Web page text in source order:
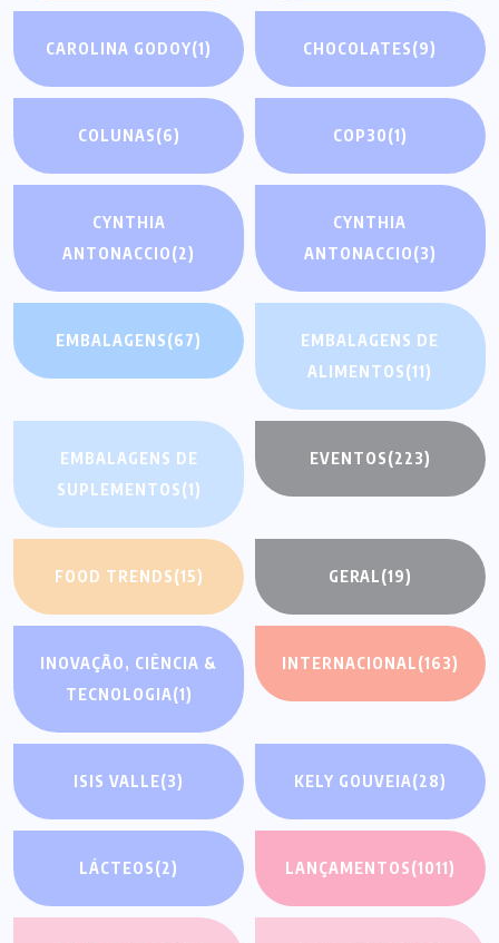
CAROLINA GODOY(1) CHOCOLATES(9)
COLUNAS(6) COP30(1)
CYNTHIA
ANTONACCIO(2)
CYNTHIA
ANTONACCIO(3)
EMBALAGENS(67)
EMBALAGENS DE
ALIMENTOS(11)
EMBALAGENS DE
SUPLEMENTOS(1)
EVENTOS(223)
FOOD TRENDS(15) GERAL(19)
INOVAÇÃO, CIÊNCIA &
TECNOLOGIA(1)
INTERNACIONAL(163)
ISIS VALLE(3) KELY GOUVEIA(28)
LÁCTEOS(2) LANÇAMENTOS(1011)